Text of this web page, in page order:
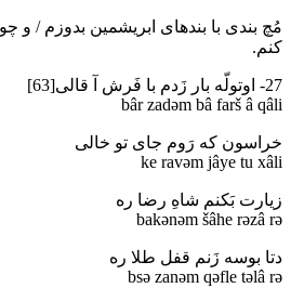
مُچ بندی با بندهای ابریشمین بدوزم / و
کنم.
bâr zadәm bâ farš â qâli
ke ravәm jâye tu xâli
bakәnәm šâhe rәzâ rә
bsә zanәm qәfle tәlâ rә